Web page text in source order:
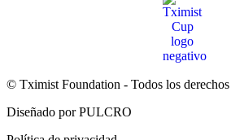
© Tximist Foundation - Todos los derechos
Diseñado por PULCRO